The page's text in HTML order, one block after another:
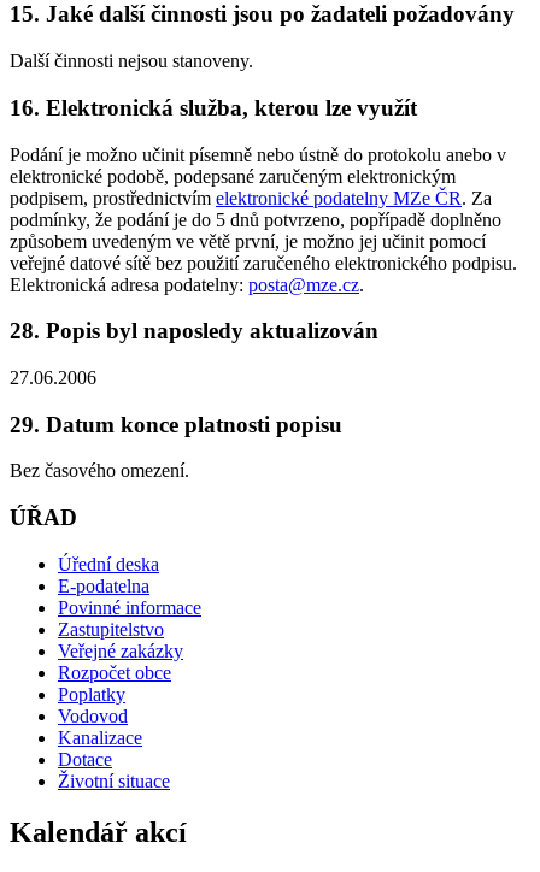
15. Jaké další činnosti jsou po žadateli požadovány
Další činnosti nejsou stanoveny.
16. Elektronická služba, kterou lze využít
Podání je možno učinit písemně nebo ústně do protokolu anebo v
elektronické podobě, podepsané zaručeným elektronickým
podpisem, prostřednictvím elektronické podatelny MZe ČR. Za
podmínky, že podání je do 5 dnů potvrzeno, popřípadě doplněno
způsobem uvedeným ve větě první, je možno jej učinit pomocí
veřejné datové sítě bez použití zaručeného elektronického podpisu.
Elektronická adresa podatelny: posta@mze.cz.
28. Popis byl naposledy aktualizován
27.06.2006
29. Datum konce platnosti popisu
Bez časového omezení.
ÚŘAD
Úřední deska
E-podatelna
Povinné informace
Zastupitelstvo
Veřejné zakázky
Rozpočet obce
Poplatky
Vodovod
Kanalizace
Dotace
Životní situace
Kalendář akcí